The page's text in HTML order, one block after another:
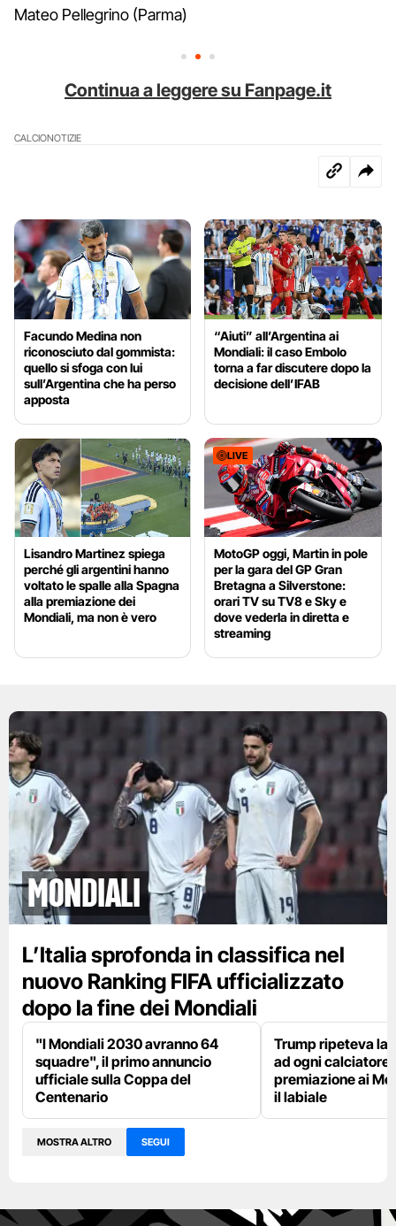
Mateo Pellegrino (Parma)
Continua a leggere su Fanpage.it
CALCIONOTIZIE
Facundo Medina non
riconosciuto dal gommista:
quello si sfoga con lui
sull’Argentina che ha perso
apposta
“Aiuti” all’Argentina ai
Mondiali: il caso Embolo
torna a far discutere dopo la
decisione dell’IFAB
Lisandro Martinez spiega
perché gli argentini hanno
voltato le spalle alla Spagna
alla premiazione dei
Mondiali, ma non è vero
LIVE
MotoGP oggi, Martin in pole
per la gara del GP Gran
Bretagna a Silverstone:
orari TV su TV8 e Sky e
dove vederla in diretta e
streaming
Mondiali
L’Italia sprofonda in classifica nel
nuovo Ranking FIFA ufficializzato
dopo la fine dei Mondiali
"I Mondiali 2030 avranno 64
squadre", il primo annuncio
ufficiale sulla Coppa del
Centenario
Trump ripeteva la
ad ogni calciatore
premiazione ai
il labiale
MOSTRA ALTRO SEGUI